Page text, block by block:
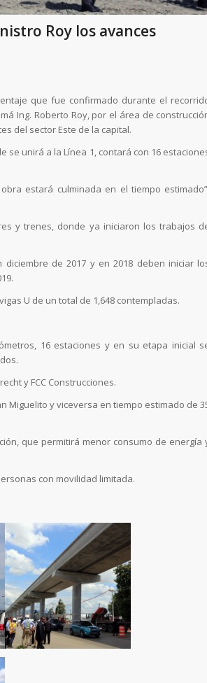
Roy los avances
que fue confirmado durante el
Ing. Roberto Roy, por el área de
del sector Este de la capital.
se unirá a la Línea 1, contará con 16
estará culminada en el tiempo
y trenes, donde ya iniciaron los trabajos
de 2017 y en 2018 deben iniciar
U de un total de 1,648 contempladas.
16 estaciones y en su etapa inicial
y FCC Construcciones.
Miguelito y viceversa en tiempo estimado de
que permitirá menor consumo de energía
con movilidad limitada.